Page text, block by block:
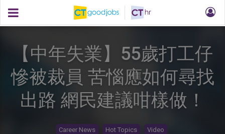
【中年失業】55歲打工仔
慘被裁員 苦惱應如何尋找
出路 網民建議咁樣做！
Career News Hot Topics Video